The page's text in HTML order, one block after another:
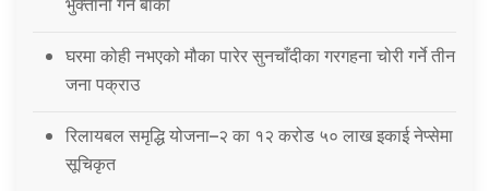
भुक्तानी गर्न बाँकी
घरमा कोही नभएको मौका पारेर सुनचाँदीका गरगहना चोरी गर्ने तीन
जना पक्राउ
रिलायबल समृद्धि योजना–२ का १२ करोड ५० लाख इकाई नेप्सेमा
सूचिकृत